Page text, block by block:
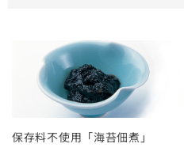
保存料不使用「海苔佃煮」